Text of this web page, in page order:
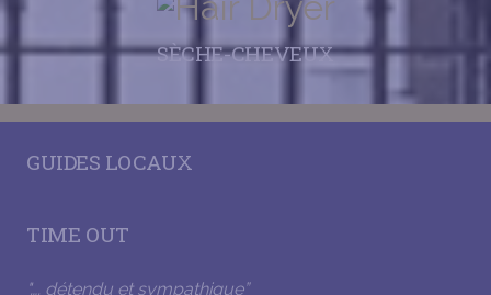
SÈCHE-CHEVEUX
GUIDES LOCAUX
TIME OUT
"…. détendu et sympathique”